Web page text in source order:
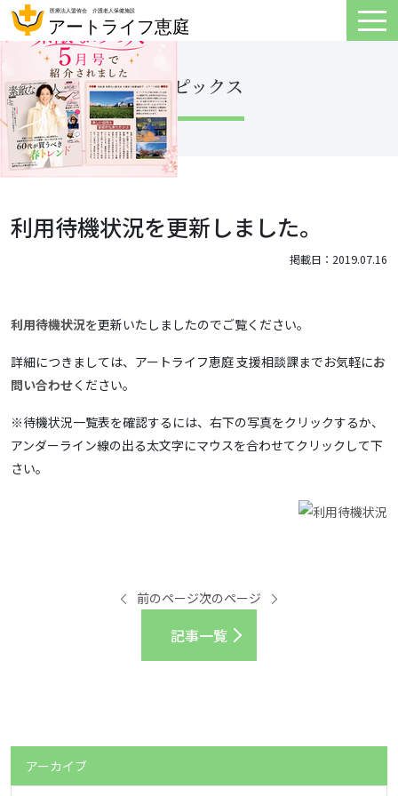
トピックス
利用待機状況を更新しました。
掲載日：2019.07.16
利用待機状況を更新いたしましたのでご覧ください。
詳細につきましては、アートライフ恵庭 支援相談課までお気軽にお
問い合わせください。
※待機状況一覧表を確認するには、右下の写真をクリックするか、
アンダーライン線の出る太文字にマウスを合わせてクリックして下
さい。
前のページ
記事一覧
次のページ
アーカイブ